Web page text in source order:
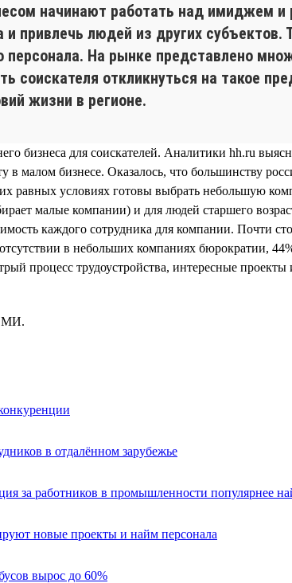
начинают работать над имиджем и
привлечь людей из других субъектов.
На рынке представлено
соискателя откликнуться на такое
жизни в регионе.
бизнеса для соискателей. Аналитики hh.ru
малом бизнесе. Оказалось, что большинству
условиях готовы выбрать небольшую
малые компании) и для людей старшего
каждого сотрудника для компании. Почти
в небольших компаниях бюрократии,
процесс трудоустройства, интересные
в отдалённом зарубежье
за работников в промышленности популярнее
новые проекты и найм персонала
вырос до 60%